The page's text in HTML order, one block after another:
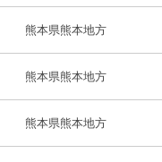
熊本県熊本地方
熊本県熊本地方
熊本県熊本地方